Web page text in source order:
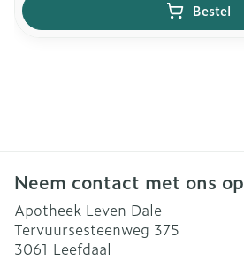
Bestel
Neem contact met ons op
Apotheek Leven Dale
Tervuursesteenweg 375
3061 Leefdaal